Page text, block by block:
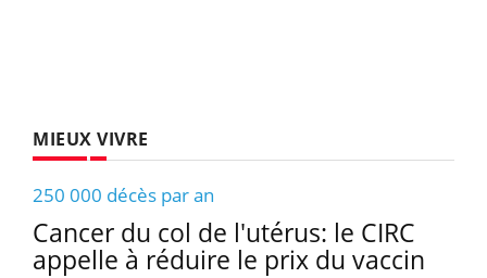
MIEUX VIVRE
250 000 décès par an
Cancer du col de l'utérus: le CIRC
appelle à réduire le prix du vaccin